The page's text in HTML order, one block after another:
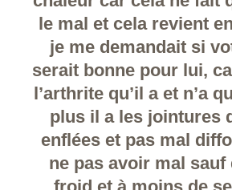
le mal et cela revient
je me demandait si
serait bonne pour lui,
l’arthrite qu’il a et n’a
plus il a les jointures
enflées et pas mal
ne pas avoir mal sauf